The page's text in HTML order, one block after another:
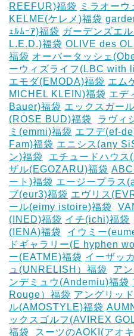
REEFUR)福袋
ミラオー
KELME(ケレメ)福袋
ｪﾙﾑｰｱ)福袋 ガーデンズエ
L.E.D.)福袋 OLIVE des
福袋 オーバータッシェ
ーウィズライフ(LBC with
エモダ(EMODA)福袋 エム
MICHEL KLEIN)福袋 エデ
Bauer)福袋 エックスガー
(ROSE BUD)福袋
ラヴィ
ミ(emmi)福袋 エフデ(ef-
Fam)福袋 エニシス(any
ン)福袋
エチュードハウ
ザル(EGOZARU)福袋
ート)福袋 エージープラス
ブ(eur3)福袋 エヴリス
ール(eimy istoire)福袋
(INED)福袋 イチ(ichi)福袋
(IENA)福袋
イウミー
ドギャラリー(E hyphen
ー(EATME)福袋 イーザッ
ュ(UNRELISH）福袋
ア
ンデミュウ(Andemiu)福袋
Rouge）福袋 アングリッ
ル(AMOSTYLE)福袋
ックスゴルフ(AVIREX
福袋
スーツのAOKI(アオ